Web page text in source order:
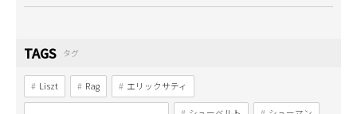
TAGS タグ
Liszt Rag エリックサティ